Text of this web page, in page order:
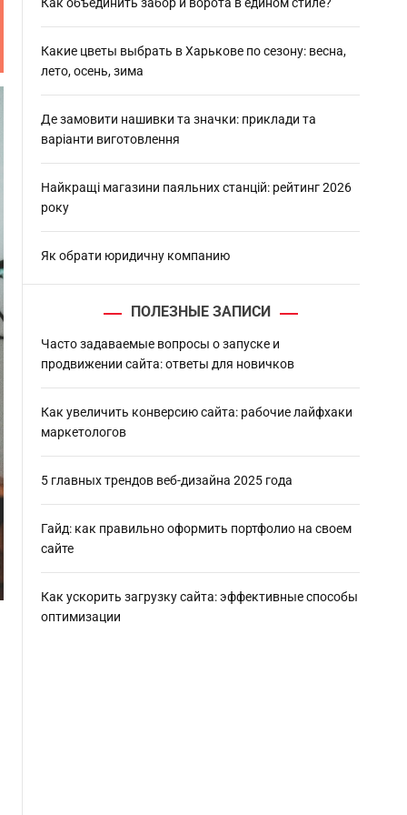
Какие цветы выбрать в Харькове по сезону: весна,
лето, осень, зима
Де замовити нашивки та значки: приклади та
варіанти виготовлення
Найкращі магазини паяльних станцій: рейтинг 2026
року
Як обрати юридичну компанию
ПОЛЕЗНЫЕ ЗАПИСИ
Часто задаваемые вопросы о запуске и
продвижении сайта: ответы для новичков
Как увеличить конверсию сайта: рабочие лайфхаки
маркетологов
5 главных трендов веб-дизайна 2025 года
Гайд: как правильно оформить портфолио на своем
сайте
Как ускорить загрузку сайта: эффективные способы
оптимизации